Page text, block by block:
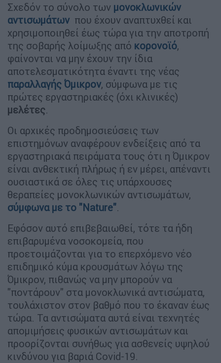
Σχεδόν το σύνολο των μονοκλωνικών
αντισωμάτωνπου έχουν αναπτυχθεί και
χρησιμοποιηθεί έως τώρα για την αποτροπή
της σοβαρής λοίμωξης από κορονοϊό,
φαίνονται να μην έχουν την ίδια
αποτελεσματικότητα έναντι της νέας
παραλλαγής Όμικρον, σύμφωνα με τις
πρώτες εργαστηριακές (όχι κλινικές)
μελέτες.
Οι αρχικές προδημοσιεύσεις των
επιστημόνων αναφέρουν ενδείξεις από τα
εργαστηριακά πειράματα τους ότι η Όμικρον
είναι ανθεκτική πλήρως ή εν μέρει, απέναντι
ουσιαστικά σε όλες τις υπάρχουσες
θεραπείες μονοκλωνικών αντισωμάτων,
σύμφωνα με το "Nature".
Εφόσον αυτό επιβεβαιωθεί, τότε τα ήδη
επιβαρυμένα νοσοκομεία, που
προετοιμάζονται για το επερχόμενο νέο
επιδημικό κύμα κρουσμάτων λόγω της
Όμικρον, πιθανώς να μην μπορούν να
"ποντάρουν" στα μονοκλωνικά αντισώματα,
τουλάχιστον στον βαθμό που το έκαναν έως
τώρα. Τα αντισώματα αυτά είναι τεχνητές
απομιμήσεις φυσικών αντισωμάτων και
προορίζονται συνήθως για ασθενείς υψηλού
κινδύνου για βαριά Covid-19.